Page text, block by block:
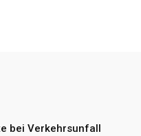
bei Verkehrsunfall